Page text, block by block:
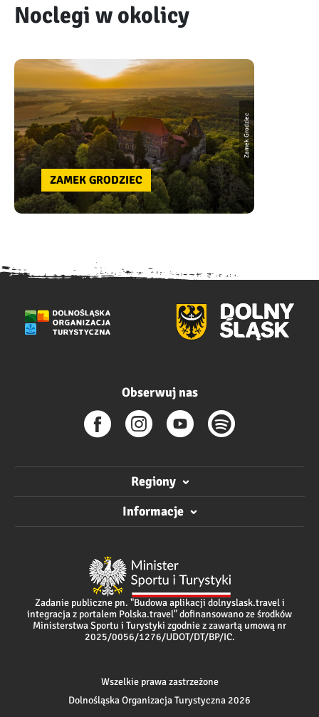
Noclegi w okolicy
Zamek Grodziec
ZAMEK GRODZIEC
Obserwuj nas
Regiony
Informacje
Zadanie publiczne pn. "Budowa aplikacji dolnyslask.travel i
integracja z portalem Polska.travel" dofinansowano ze środków
Ministerstwa Sportu i Turystyki zgodnie z zawartą umową nr
2025/0056/1276/UDOT/DT/BP/IC.
Wszelkie prawa zastrzeżone
Dolnośląska Organizacja Turystyczna 2026